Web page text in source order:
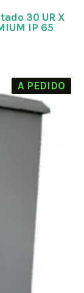
30 UR X
IP 65
A PEDIDO